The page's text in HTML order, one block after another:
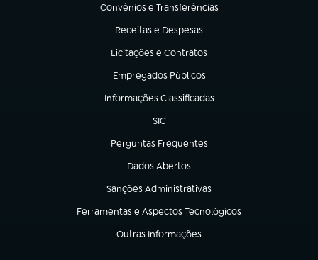
Convênios e Transferências
(abre em nova aba)
Receitas e Despesas
(abre em nova aba)
Licitações e Contratos
(abre em nova aba)
Empregados Públicos
(abre em nova aba)
Informações Classificadas
(abre em nova aba)
SIC
(abre em nova aba)
Perguntas Frequentes
(abre em nova aba)
Dados Abertos
(abre em nova aba)
Sanções Administrativas
(abre em nova aba)
Ferramentas e Aspectos Tecnológicos
(abre em nova aba)
Outras Informações
(abre em nova aba)